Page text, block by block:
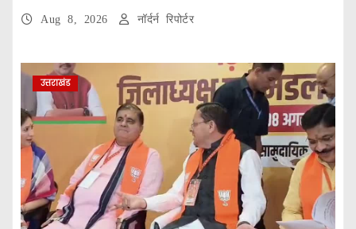
Aug 8, 2026 नॉर्दर्न रिपोर्टर
उत्तराखंड